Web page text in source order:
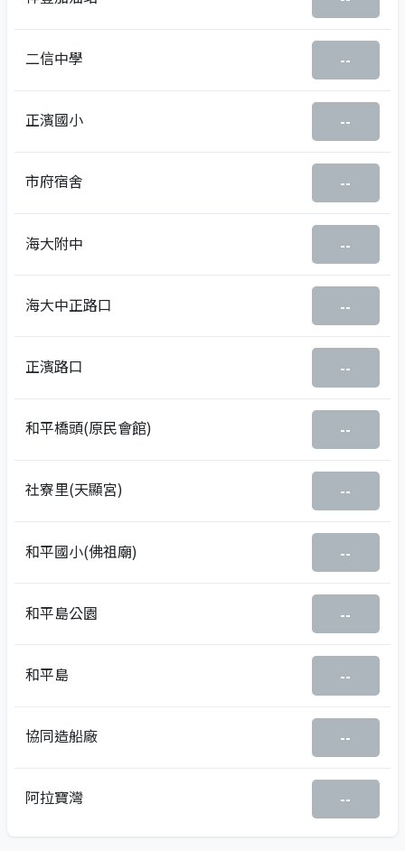
二信中學 --
正濱國小 --
市府宿舍 --
海大附中 --
海大中正路口 --
正濱路口 --
和平橋頭(原民會館) --
社寮里(天顯宮) --
和平國小(佛祖廟) --
和平島公園 --
和平島 --
協同造船廠 --
阿拉寶灣 --